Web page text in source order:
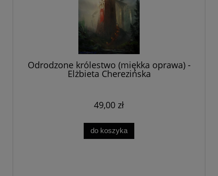
Odrodzone królestwo (miękka oprawa) -
Elżbieta Cherezińska
49,00 zł
do koszyka